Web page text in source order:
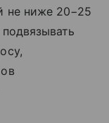
не ниже 20−25